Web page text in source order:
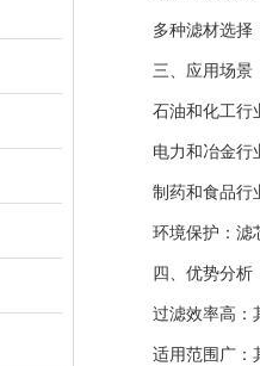
多种滤材选择：
三、应用场景
石油和化工行业
电力和冶金行业
制药和食品行业
环境保护：滤芯
四、优势分析
过滤效率高：其
适用范围广：其